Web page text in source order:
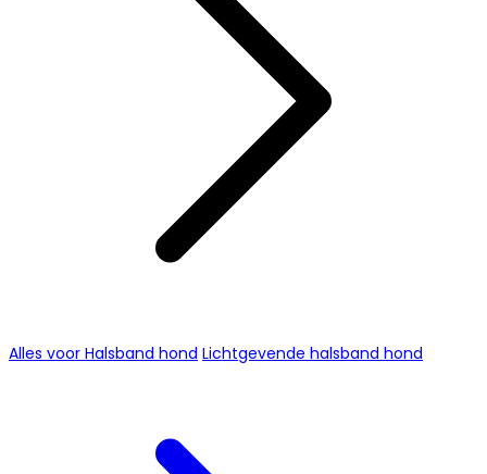
Alles voor Halsband hond Lichtgevende halsband hond